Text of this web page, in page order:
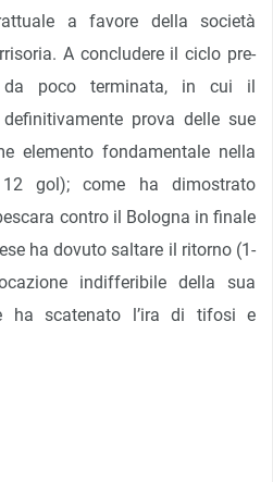
a favore della società
A concludere il ciclo pre-
da poco terminata, in cui il
prova delle sue
elemento fondamentale nella
gol); come ha dimostrato
contro il Bologna in finale
ha dovuto saltare il ritorno (1-
indifferibile della sua
ha scatenato l’ira di tifosi e